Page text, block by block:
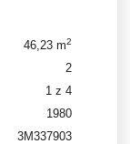
46,23 m2
2
1 z 4
1980
3M337903